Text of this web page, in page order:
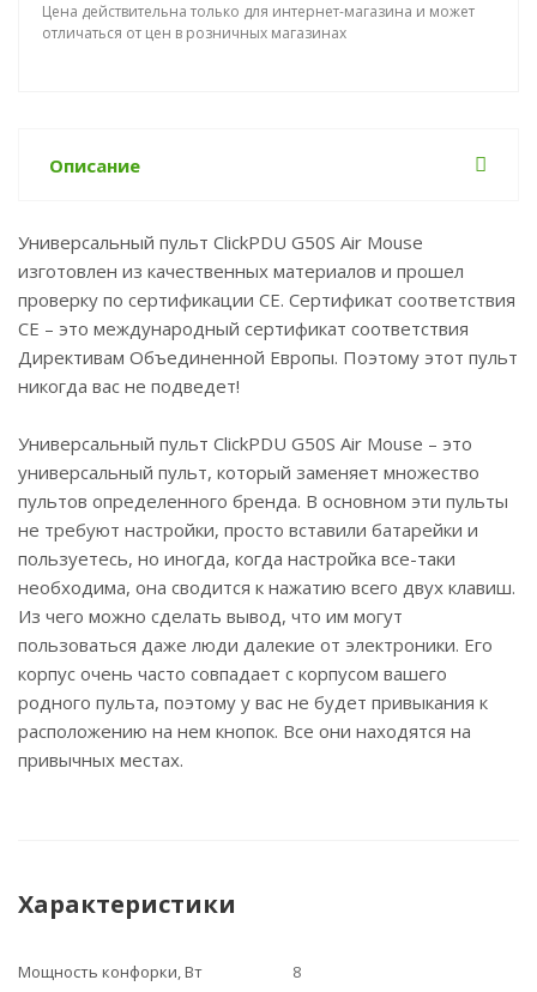
Цена действительна только для интернет-магазина и может
отличаться от цен в розничных магазинах
Описание
Универсальный пульт ClickPDU G50S Air Mouse
изготовлен из качественных материалов и прошел
проверку по сертификации CE. Сертификат соответствия
СЕ – это международный сертификат соответствия
Директивам Объединенной Европы. Поэтому этот пульт
никогда вас не подведет!
Универсальный пульт ClickPDU G50S Air Mouse – это
универсальный пульт, который заменяет множество
пультов определенного бренда. В основном эти пульты
не требуют настройки, просто вставили батарейки и
пользуетесь, но иногда, когда настройка все-таки
необходима, она сводится к нажатию всего двух клавиш.
Из чего можно сделать вывод, что им могут
пользоваться даже люди далекие от электроники. Его
корпус очень часто совпадает с корпусом вашего
родного пульта, поэтому у вас не будет привыкания к
расположению на нем кнопок. Все они находятся на
привычных местах.
Характеристики
Мощность конфорки, Вт 8